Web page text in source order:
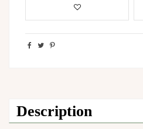
Description